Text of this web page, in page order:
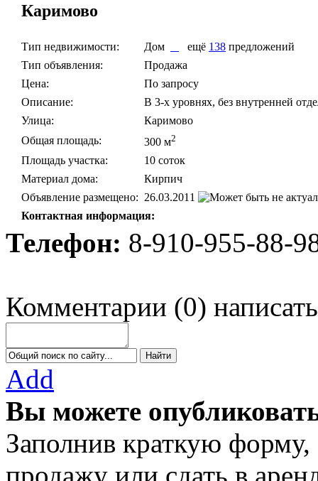
Каримово
Тип недвижимости: Дом ещё 138 предложений
Тип объявления:
Продажа
Цена:
По запросу
Описание:
В 3-х уровнях, без внутренней
Улица:
Каримово
Общая площадь:
300 м2
Площадь участка:
10 соток
Материал дома:
Кирпич
Объявление размещено: 26.03.2011
Контактная информация:
Телефон: 8-910-955-88-
Комментарии (0) написать
Add
Вы можете
Заполнив краткую
продажу или сдать в